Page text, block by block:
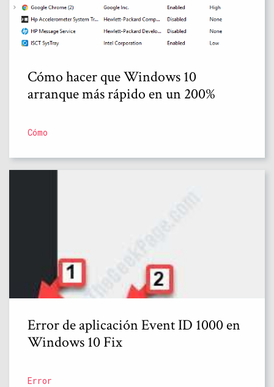
Cómo hacer que Windows 10
arranque más rápido en un 200%
Cómo
Error de aplicación Event ID 1000 en
Windows 10 Fix
Error